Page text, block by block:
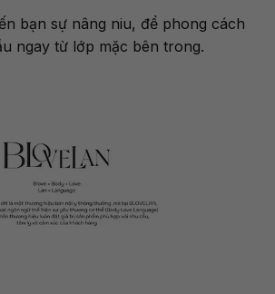
bạn sự nâng niu, để phong cách
ngay từ lớp mặc bên trong.